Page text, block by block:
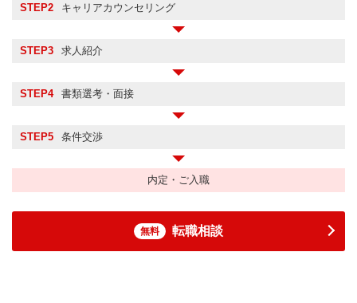
STEP2 キャリアカウンセリング
STEP3 求人紹介
STEP4 書類選考・面接
STEP5 条件交渉
内定・ご入職
無料 転職相談